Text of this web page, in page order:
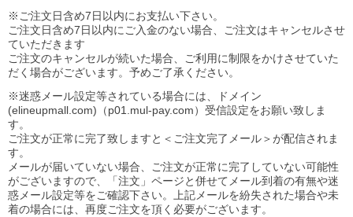
※ご注文日含め7日以内にお支払い下さい。
ご注文日含め7日以内にご入金のない場合、ご注文はキャンセルさせ
ていただきます
ご注文のキャンセルが続いた場合、ご利用に制限をかけさせていた
だく場合がございます。予めご了承ください。
※迷惑メール設定等されている場合には、ドメイン
(elineupmall.com)（p01.mul-pay.com）受信設定をお願い致しま
す。
ご注文が正常に完了致しますと＜ご注文完了メール＞が配信されま
す。
メールが届いていない場合、ご注文が正常に完了していない可能性
がございますので、「注文」ページと併せてメール到着の有無や迷
惑メール設定等をご確認下さい。
上記メールを紛失された場合や未
着の場合には、再度ご注文を頂く必要がございます。